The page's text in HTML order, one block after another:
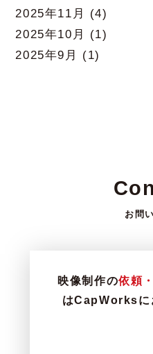
2025年11月
(4)
2025年10月
(1)
2025年9月
(1)
お問
映像制作の依頼
はCapWorksに